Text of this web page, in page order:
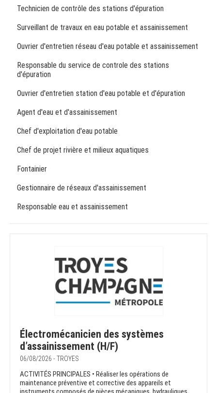
Technicien de contrôle des stations d'épuration
Surveillant de travaux en eau potable et assainissement
Ouvrier d'entretien réseau d'eau potable et assainissement
Responsable du service de controle des stations
d'épuration
Ouvrier d'entretien station d'eau potable et d'épuration
Agent d'eau et d'assainissement
Chef d'exploitation d'eau potable
Chef de projet rivière et milieux aquatiques
Fontainier
Gestionnaire de réseaux d'assainissement
Responsable eau et assainissement
Électromécanicien des systèmes
d’assainissement (H/F)
06/08/2026 - TROYES
ACTIVITÉS PRINCIPALES • Réaliser les opérations de
maintenance préventive et corrective des appareils et